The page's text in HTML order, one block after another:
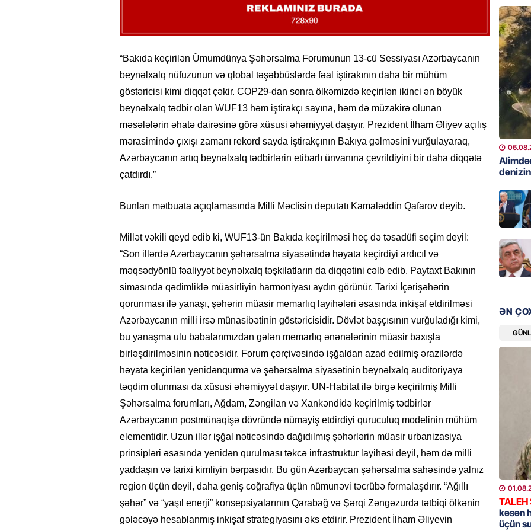
“Bakıda keçirilən Ümumdünya Şəhərsalma Forumunun 13-cü Sessiyası Azərbaycanın
beynəlxalq nüfuzunun və qlobal təşəbbüslərdə fəal iştirakının daha bir mühüm
göstəricisi kimi diqqət çəkir. COP29-dan sonra ölkəmizdə keçirilən ikinci ən böyük
beynəlxalq tədbir olan WUF13 həm iştirakçı sayına, həm də müzakirə olunan
məsələlərin əhatə dairəsinə görə xüsusi əhəmiyyət daşıyır. Prezident İlham Əliyev açılış
mərasimində çıxışı zamanı rekord sayda iştirakçının Bakıya gəlməsini vurğulayaraq,
Azərbaycanın artıq beynəlxalq tədbirlərin etibarlı ünvanına çevrildiyini bir daha diqqətə
çatdırdı.”
Bunları mətbuata açıqlamasında Milli Məclisin deputatı Kamaləddin Qafarov deyib.
Millət vəkili qeyd edib ki, WUF13-ün Bakıda keçirilməsi heç də təsadüfi seçim deyil:
“Son illərdə Azərbaycanın şəhərsalma siyasətində həyata keçirdiyi ardıcıl və
məqsədyönlü fəaliyyət beynəlxalq təşkilatların da diqqətini cəlb edib. Paytaxt Bakının
simasında qədimliklə müasirliyin harmoniyası aydın görünür. Tarixi İçərişəhərin
qorunması ilə yanaşı, şəhərin müasir memarlıq layihələri əsasında inkişaf etdirilməsi
Azərbaycanın milli irsə münasibətinin göstəricisidir. Dövlət başçısının vurğuladığı kimi,
bu yanaşma ulu babalarımızdan gələn memarlıq ənənələrinin müasir baxışla
birləşdirilməsinin nəticəsidir. Forum çərçivəsində işğaldan azad edilmiş ərazilərdə
həyata keçirilən yenidənqurma və şəhərsalma siyasətinin beynəlxalq auditoriyaya
təqdim olunması da xüsusi əhəmiyyət daşıyır. UN-Habitat ilə birgə keçirilmiş Milli
Şəhərsalma forumları, Ağdam, Zəngilan və Xankəndidə keçirilmiş tədbirlər
Azərbaycanın postmünaqişə dövründə nümayiş etdirdiyi quruculuq modelinin mühüm
elementidir. Uzun illər işğal nəticəsində dağıdılmış şəhərlərin müasir urbanizasiya
prinsipləri əsasında yenidən qurulması təkcə infrastruktur layihəsi deyil, həm də milli
yaddaşın və tarixi kimliyin bərpasıdır. Bu gün Azərbaycan şəhərsalma sahəsində yalnız
region üçün deyil, daha geniş coğrafiya üçün nümunəvi təcrübə formalaşdırır. “Ağıllı
şəhər” və “yaşıl enerji” konsepsiyalarının Qarabağ və Şərqi Zəngəzurda tətbiqi ölkənin
gələcəyə hesablanmış inkişaf strategiyasını əks etdirir. Prezident İlham Əliyevin
GÜNDƏM
etdiyi
DOSYE
GÜNDƏM
David
bağlı
DÜNYA
əl-
YAP
GÜNDƏM
Tramp
ƏN
TALEH
kəsən
üçün